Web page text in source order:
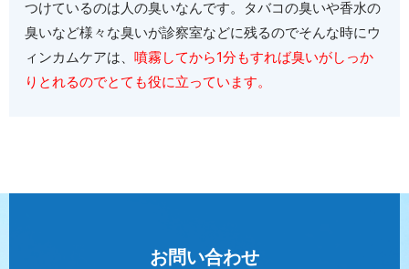
つけているのは人の臭いなんです。タバコの臭いや香水の
臭いなど様々な臭いが診察室などに残るのでそんな時にウ
ィンカムケアは、噴霧してから1分もすれば臭いがしっか
りとれるのでとても役に立っています。
お問い合わせ